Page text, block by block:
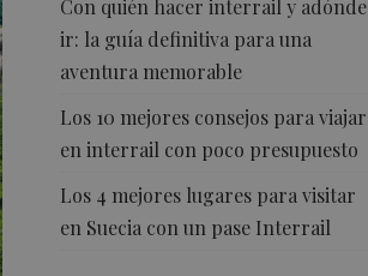
Con quién hacer interrail y adónde
ir: la guía definitiva para una
aventura memorable
Los 10 mejores consejos para viajar
en interrail con poco presupuesto
Los 4 mejores lugares para visitar
en Suecia con un pase Interrail